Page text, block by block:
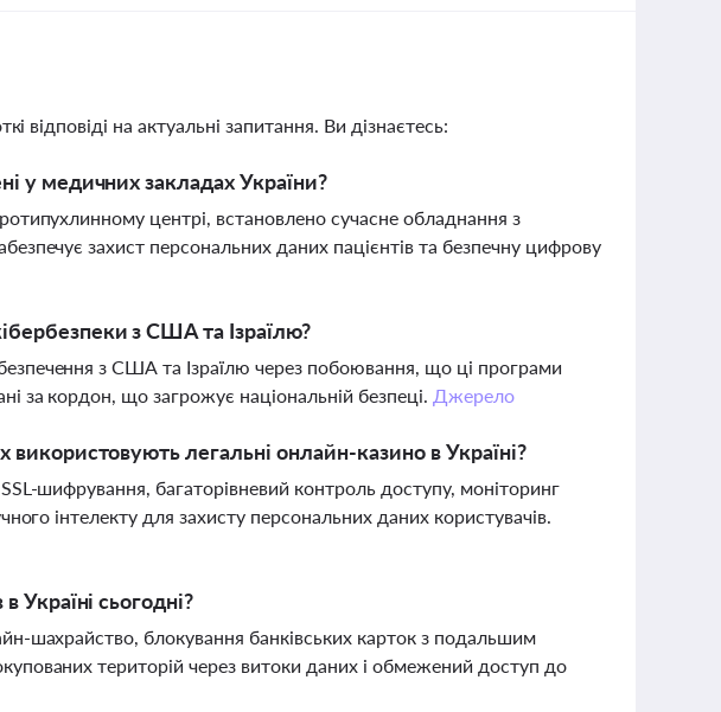
відповіді на актуальні запитання. Ви дізнаєтесь:
у медичних закладах України?
центрі, встановлено сучасне обладнання з
захист персональних даних пацієнтів та безпечну цифрову
з США та Ізраїлю?
з США та Ізраїлю через побоювання, що ці програми
за кордон, що загрожує національній безпеці. Джерело
використовують легальні онлайн-казино в Україні?
шифрування, багаторівневий контроль доступу, моніторинг
інтелекту для захисту персональних даних користувачів.
Україні сьогодні?
шахрайство, блокування банківських карток з подальшим
територій через витоки даних і обмежений доступ до